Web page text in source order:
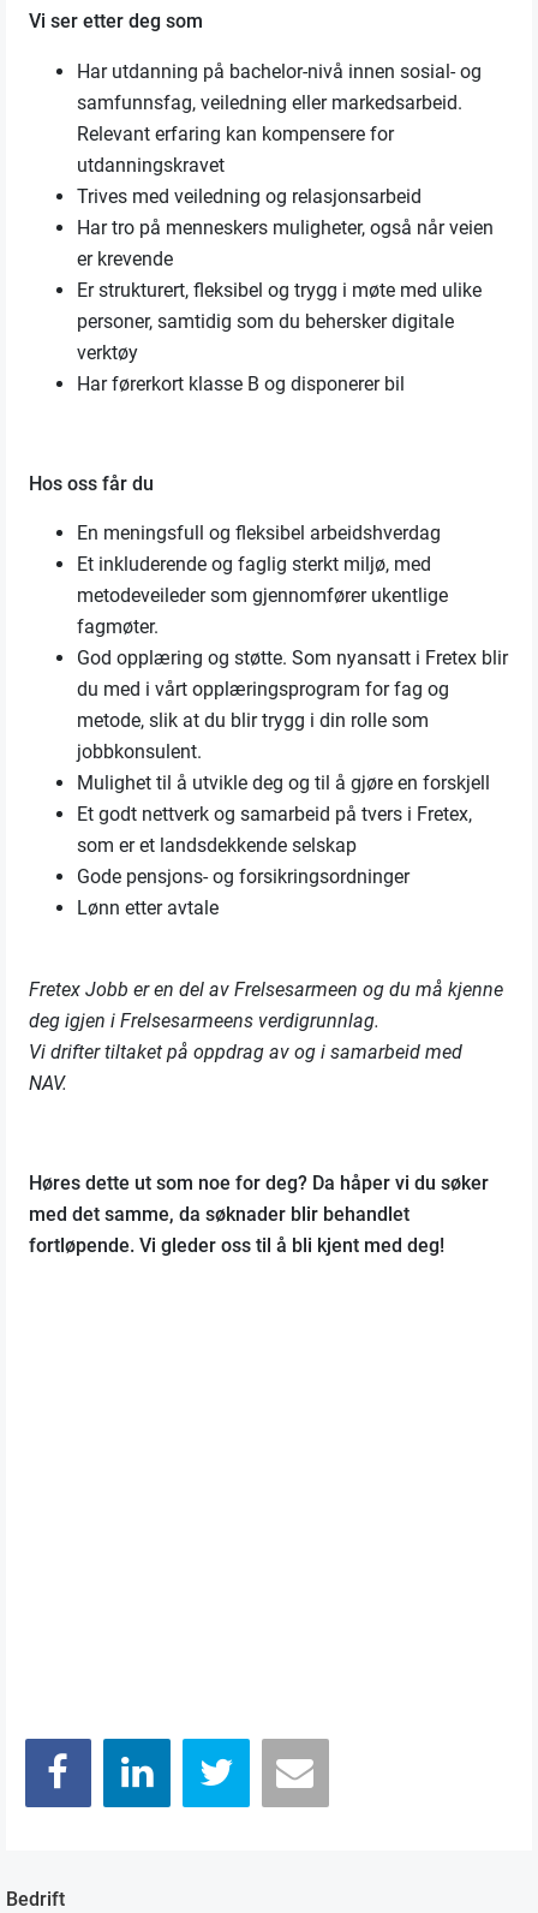
Vi ser etter deg som
Har utdanning på bachelor-nivå innen sosial- og
samfunnsfag, veiledning eller markedsarbeid.
Relevant erfaring kan kompensere for
utdanningskravet
Trives med veiledning og relasjonsarbeid
Har tro på menneskers muligheter, også når veien
er krevende
Er strukturert, fleksibel og trygg i møte med ulike
personer, samtidig som du behersker digitale
verktøy
Har førerkort klasse B og disponerer bil
Hos oss får du
En meningsfull og fleksibel arbeidshverdag
Et inkluderende og faglig sterkt miljø, med
metodeveileder som gjennomfører ukentlige
fagmøter.
God opplæring og støtte. Som nyansatt i Fretex blir
du med i vårt opplæringsprogram for fag og
metode, slik at du blir trygg i din rolle som
jobbkonsulent.
Mulighet til å utvikle deg og til å gjøre en forskjell
Et godt nettverk og samarbeid på tvers i Fretex,
som er et landsdekkende selskap
Gode pensjons- og forsikringsordninger
Lønn etter avtale
Fretex Jobb er en del av Frelsesarmeen og du må kjenne
deg igjen i Frelsesarmeens verdigrunnlag.
Vidrifter tiltaketpå oppdrag av og i samarbeid med
NAV.
Høres dette ut som noe for deg? Da håper vi du søker
med det samme, da søknader blir behandlet
fortløpende. Vi gleder oss til å bli kjent med deg!
Bedrift